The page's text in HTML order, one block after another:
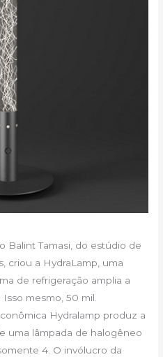
Balint Tamasi, do estúdio de
criou a HydraLamp, uma
de refrigeração amplia a
mesmo, 50 mil.
Hydralamp produz a
uma lâmpada de halogêneo
4. O invólucro da